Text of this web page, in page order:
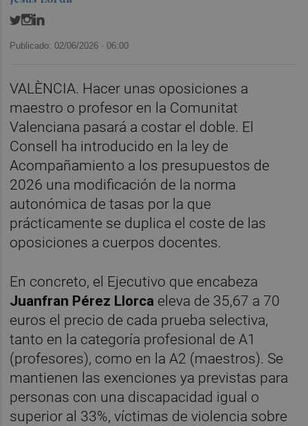
Publicado: 02/06/2026 ·06:00
VALÈNCIA. Hacer unas oposiciones a
maestro o profesor en la Comunitat
Valenciana pasará a costar el doble. El
Consell ha introducido en la ley de
Acompañamiento a los presupuestos de
2026 una modificación de la norma
autonómica de tasas por la que
prácticamente se duplica el coste de las
oposiciones a cuerpos docentes.
En concreto, el Ejecutivo que encabeza
Juanfran Pérez Llorca eleva de 35,67 a 70
euros el precio de cada prueba selectiva,
tanto en la categoría profesional de A1
(profesores), como en la A2 (maestros). Se
mantienen las exenciones ya previstas para
personas con una discapacidad igual o
superior al 33%, víctimas de violencia sobre